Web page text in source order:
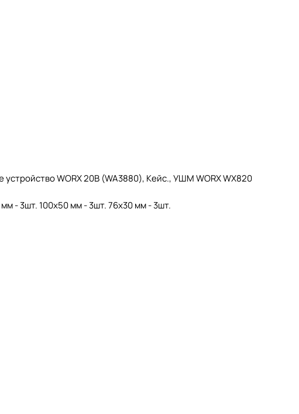
WORX 20В (WA3880), Кейс., УШМ WORX WX820
- 3шт. 100х50 мм - 3шт. 76х30 мм - 3шт.